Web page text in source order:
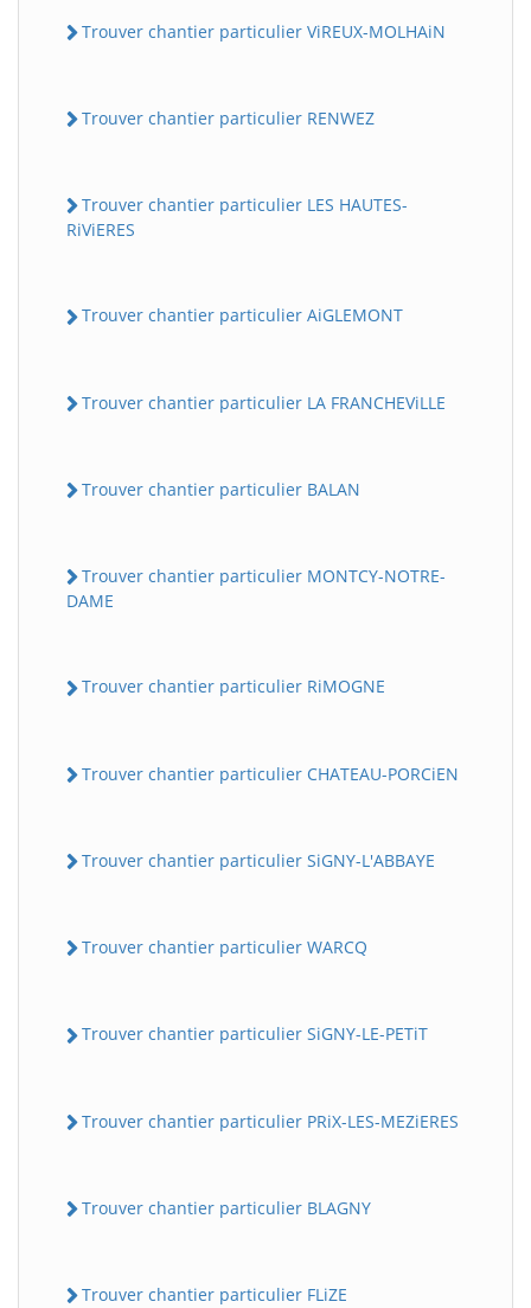
Trouver chantier particulier ViREUX-MOLHAiN
Trouver chantier particulier RENWEZ
Trouver chantier particulier LES HAUTES-
RiViERES
Trouver chantier particulier AiGLEMONT
Trouver chantier particulier LA FRANCHEViLLE
Trouver chantier particulier BALAN
Trouver chantier particulier MONTCY-NOTRE-
DAME
Trouver chantier particulier RiMOGNE
Trouver chantier particulier CHATEAU-PORCiEN
Trouver chantier particulier SiGNY-L'ABBAYE
Trouver chantier particulier WARCQ
Trouver chantier particulier SiGNY-LE-PETiT
Trouver chantier particulier PRiX-LES-MEZiERES
Trouver chantier particulier BLAGNY
Trouver chantier particulier FLiZE